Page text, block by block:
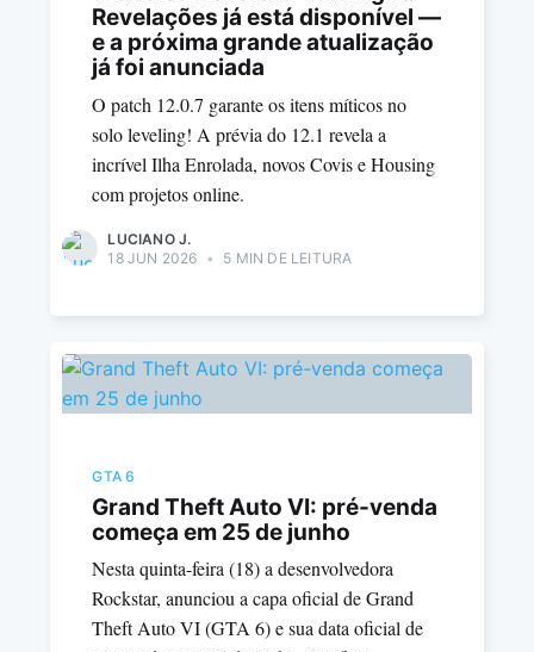
Revelações já está disponível —
e a próxima grande atualização
já foi anunciada
O patch 12.0.7 garante os itens míticos no
solo leveling! A prévia do 12.1 revela a
incrível Ilha Enrolada, novos Covis e Housing
com projetos online.
LUCIANO J.
18 JUN 2026 • 5 MIN DE LEITURA
GTA 6
Grand Theft Auto VI: pré-venda
começa em 25 de junho
Nesta quinta-feira (18) a desenvolvedora
Rockstar, anunciou a capa oficial de Grand
Theft Auto VI (GTA 6) e sua data oficial de